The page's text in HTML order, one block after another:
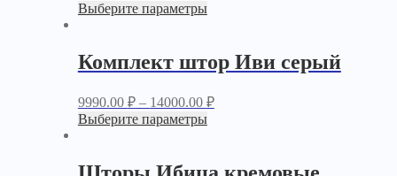
Выберите параметры
Комплект штор Иви серый
9990.00 ₽– 14000.00 ₽
Выберите параметры